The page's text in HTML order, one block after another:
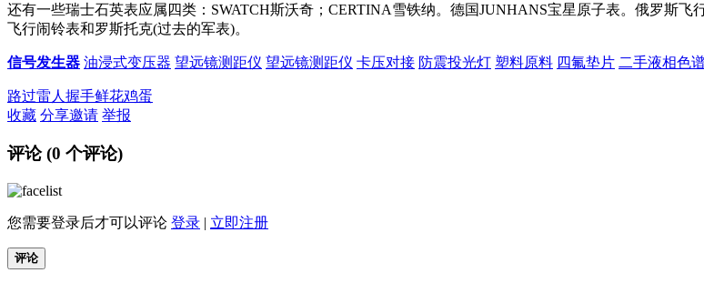
还有一些瑞士石英表应属四类：SWATCH斯沃奇；CERTINA雪铁纳。德国JUNHANS宝星原子表。俄罗斯
飞行闹铃表和罗斯托克(过去的军表)。
信号发生器 油浸式变压器 望远镜测距仪 望远镜测距仪 卡压对接 防震投光灯 塑料原料 四氟垫片 二手液相色
路过雷人 握手鲜花鸡蛋
收藏 分享邀请 举报
评论 (0 个评论)
您需要登录后才可以评论 登录 | 立即注册
评论